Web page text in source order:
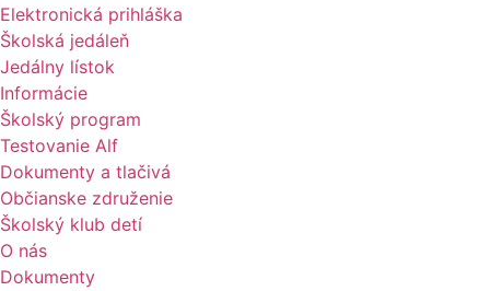
Elektronická prihláška
Školská jedáleň
Jedálny lístok
Informácie
Školský program
Testovanie Alf
Dokumenty a tlačivá
Občianske združenie
Školský klub detí
O nás
Dokumenty